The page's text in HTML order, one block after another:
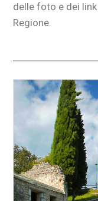
delle foto e dei
Regione.